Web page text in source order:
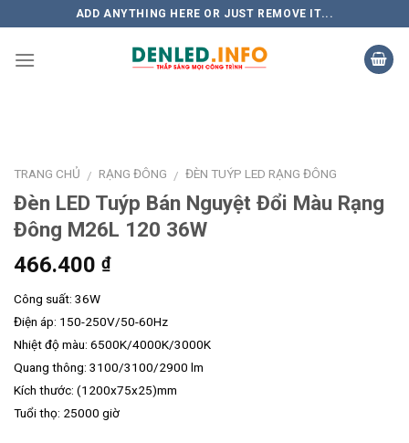
to
content
ADD ANYTHING HERE OR JUST REMOVE IT...
TRANG CHỦ / RẠNG ĐÔNG / ĐÈN TUÝP LED RẠNG ĐÔNG
Đèn LED Tuýp Bán Nguyệt Đổi Màu Rạng
Đông M26L 120 36W
466.400 ₫
Công suất: 36W
Điện áp: 150-250V/50-60Hz
Nhiệt độ màu: 6500K/4000K/3000K
Quang thông: 3100/3100/2900 lm
Kích thước: (1200x75x25)mm
Tuổi thọ: 25000 giờ